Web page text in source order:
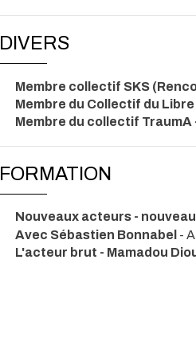
DIVERS
Membre collectif SKS
Membre du Collectif du
Membre du collectif
FORMATION
Nouveaux acteurs -
Avec Sébastien Bonnabel -
L'acteur brut - Mamadou